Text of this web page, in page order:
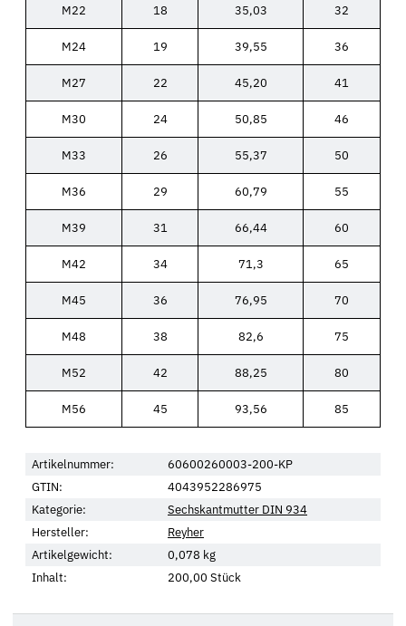
M22 18 35,03 32
M24 19 39,55 36
M27 22 45,20 41
M30 24 50,85 46
M33 26 55,37 50
M36 29 60,79 55
M39 31 66,44 60
M42 34 71,3 65
M45 36 76,95 70
M48 38 82,6 75
M52 42 88,25 80
M56 45 93,56 85
Artikelnummer:
60600260003-200-KP
GTIN:
4043952286975
Kategorie:
Sechskantmutter DIN 934
Hersteller:
Reyher
Artikelgewicht:
0,078 kg
Inhalt:
200,00 Stück